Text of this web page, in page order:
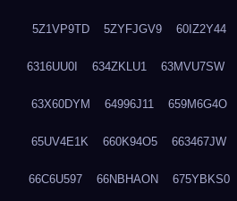
5Z1VP9TD 5ZYFJGV9 60IZ2Y44
6316UU0I 634ZKLU1 63MVU7SW
63X60DYM 64996J11 659M6G4O
65UV4E1K 660K94O5 663467JW
66C6U597 66NBHAON 675YBKS0